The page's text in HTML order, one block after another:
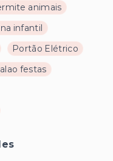
animais
infantil
Portão Elétrico
festas